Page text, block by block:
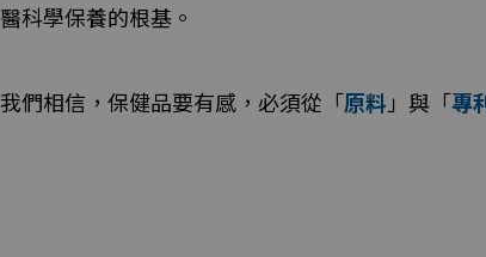
醫科學保養的根基。
我們相信，保健品要有感，必須從「原料 」與「專